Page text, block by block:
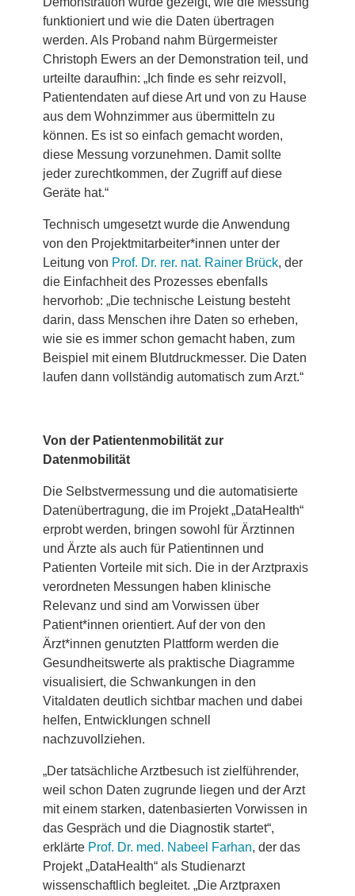
funktioniert und wie die Daten übertragen
werden. Als Proband nahm Bürgermeister
Christoph Ewers an der Demonstration teil, und
urteilte daraufhin: „Ich finde es sehr reizvoll,
Patientendaten auf diese Art und von zu Hause
aus dem Wohnzimmer aus übermitteln zu
können. Es ist so einfach gemacht worden,
diese Messung vorzunehmen. Damit sollte
jeder zurechtkommen, der Zugriff auf diese
Geräte hat.“
Technisch umgesetzt wurde die Anwendung
von den Projektmitarbeiter*innen unter der
Leitung von Prof. Dr. rer. nat. Rainer Brück, der
die Einfachheit des Prozesses ebenfalls
hervorhob: „Die technische Leistung besteht
darin, dass Menschen ihre Daten so erheben,
wie sie es immer schon gemacht haben, zum
Beispiel mit einem Blutdruckmesser. Die Daten
laufen dann vollständig automatisch zum Arzt.“
Von der Patientenmobilität zur
Datenmobilität
Die Selbstvermessung und die automatisierte
Datenübertragung, die im Projekt „DataHealth“
erprobt werden, bringen sowohl für Ärztinnen
und Ärzte als auch für Patientinnen und
Patienten Vorteile mit sich. Die in der Arztpraxis
verordneten Messungen haben klinische
Relevanz und sind am Vorwissen über
Patient*innen orientiert. Auf der von den
Ärzt*innen genutzten Plattform werden die
Gesundheitswerte als praktische Diagramme
visualisiert, die Schwankungen in den
Vitaldaten deutlich sichtbar machen und dabei
helfen, Entwicklungen schnell
nachzuvollziehen.
„Der tatsächliche Arztbesuch ist zielführender,
weil schon Daten zugrunde liegen und der Arzt
mit einem starken, datenbasierten Vorwissen in
das Gespräch und die Diagnostik startet“,
erklärte Prof. Dr. med. Nabeel Farhan, der das
Projekt „DataHealth“ als Studienarzt
wissenschaftlich begleitet. „Die Arztpraxen